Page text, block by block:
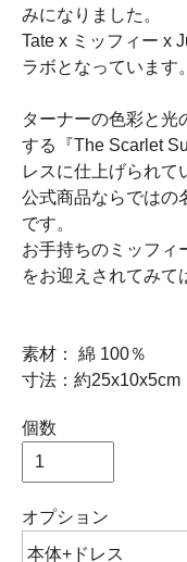
みになりました。
Tate x ミッフィー x
ラボとなっています。
ターナーの色彩と光
する『The Scarlet
レスに仕上げられて
公式商品ならではの
です。
お手持ちのミッフィ
をお迎えされてみて
素材： 綿 100％
寸法：約25x10x5cm
個数
オプション